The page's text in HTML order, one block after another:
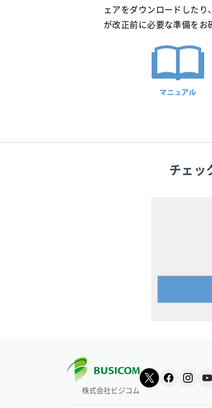
ェアをダウンロードしたり
が改正前に必要な準備をお
チェッ
株式会社ビジコム